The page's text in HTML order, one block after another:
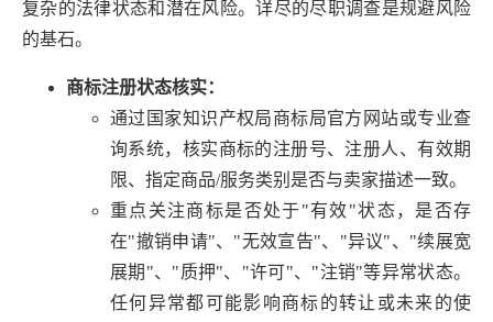
复杂的法律状态和潜在风险。详尽的尽职调查是规避风险
的基石。
商标注册状态核实：
通过国家知识产权局商标局官方网站或专业查
询系统，核实商标的注册号、注册人、有效期
限、指定商品/服务类别是否与卖家描述一致。
重点关注商标是否处于"有效"状态，是否存
在"撤销申请"、"无效宣告"、"异议"、"续展宽
展期"、"质押"、"许可"、"注销"等异常状态。
任何异常都可能影响商标的转让或未来的使